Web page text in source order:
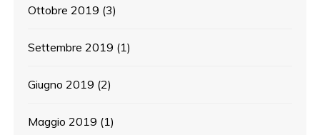
Ottobre 2019 (3)
Settembre 2019 (1)
Giugno 2019 (2)
Maggio 2019 (1)